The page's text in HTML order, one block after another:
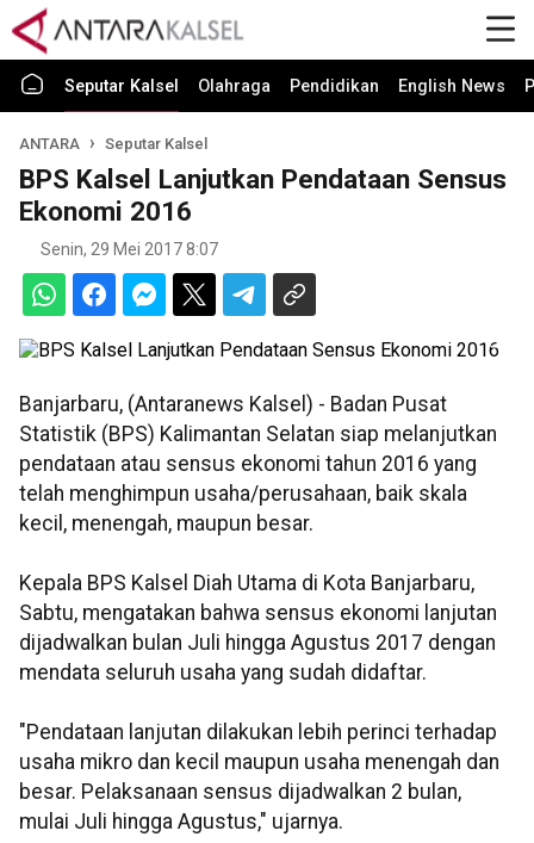
Seputar Kalsel Olahraga Pendidikan English News
ANTARA Seputar Kalsel
BPS Kalsel Lanjutkan Pendataan Sensus
Ekonomi 2016
Senin, 29 Mei 2017 8:07
Banjarbaru, (Antaranews Kalsel) - Badan Pusat
Statistik (BPS) Kalimantan Selatan siap melanjutkan
pendataan atau sensus ekonomi tahun 2016 yang
telah menghimpun usaha/perusahaan, baik skala
kecil, menengah, maupun besar.
Kepala BPS Kalsel Diah Utama di Kota Banjarbaru,
Sabtu, mengatakan bahwa sensus ekonomi lanjutan
dijadwalkan bulan Juli hingga Agustus 2017 dengan
mendata seluruh usaha yang sudah didaftar.
"Pendataan lanjutan dilakukan lebih perinci terhadap
usaha mikro dan kecil maupun usaha menengah dan
besar. Pelaksanaan sensus dijadwalkan 2 bulan,
mulai Juli hingga Agustus," ujarnya.